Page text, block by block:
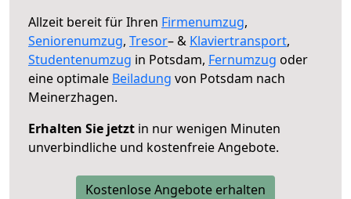
Allzeit bereit für Ihren Firmenumzug,
Seniorenumzug, Tresor– & Klaviertransport,
Studentenumzug in Potsdam, Fernumzug oder
eine optimale Beiladung von Potsdam nach
Meinerzhagen.
Erhalten Sie jetzt in nur wenigen Minuten
unverbindliche und kostenfreie Angebote.
Kostenlose Angebote erhalten